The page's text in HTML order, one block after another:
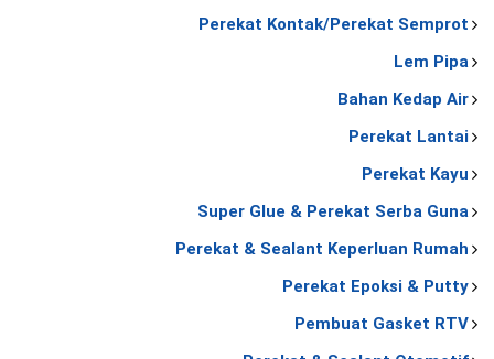
Perekat Kontak/Perekat Semprot
Lem Pipa
Bahan Kedap Air
Perekat Lantai
Perekat Kayu
Super Glue & Perekat Serba Guna
Perekat & Sealant Keperluan Rumah
Perekat Epoksi & Putty
Pembuat Gasket RTV